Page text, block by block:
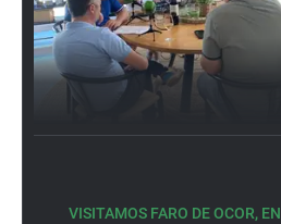
VISITAMOS FARO DE OCOR, EN